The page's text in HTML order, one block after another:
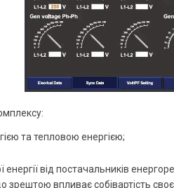
та тепловою енергією;
від постачальників
впливає собівартість